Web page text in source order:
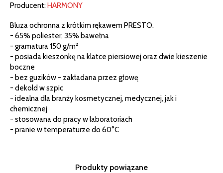
Producent:HARMONY
Bluza ochronna z krótkim rękawem PRESTO.
- 65% poliester, 35% bawełna
- gramatura 150 g/m²
- posiada kieszonkę na klatce piersiowej oraz dwie kieszenie
boczne
- bez guzików - zakładana przez głowę
- dekold w szpic
- idealna dla branży kosmetycznej, medycznej, jak i
chemicznej
- stosowana do pracy w laboratoriach
- pranie w temperaturze do 60°C
Produkty powiązane